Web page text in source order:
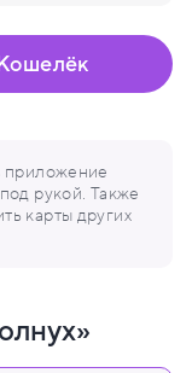
приложение
рукой. Также
карты других